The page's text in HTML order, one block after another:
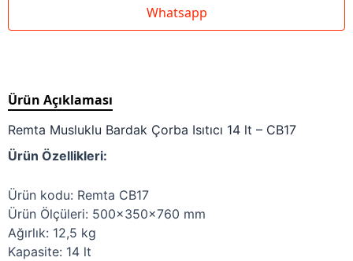
Whatsapp
Ürün Açıklaması
Remta Musluklu Bardak Çorba Isıtıcı 14 lt – CB17
Ürün Özellikleri:
Ürün kodu: Remta CB17
Ürün Ölçüleri: 500x350x760 mm
Ağırlık: 12,5 kg
Kapasite: 14 lt